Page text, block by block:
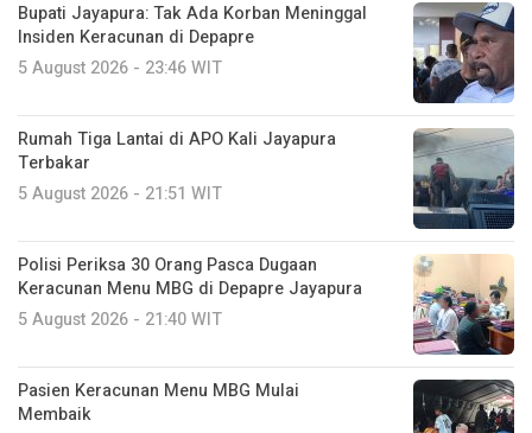
Bupati Jayapura: Tak Ada Korban Meninggal
Insiden Keracunan di Depapre
5 August 2026 - 23:46 WIT
Rumah Tiga Lantai di APO Kali Jayapura
Terbakar
5 August 2026 - 21:51 WIT
Polisi Periksa 30 Orang Pasca Dugaan
Keracunan Menu MBG di Depapre Jayapura
5 August 2026 - 21:40 WIT
Pasien Keracunan Menu MBG Mulai
Membaik